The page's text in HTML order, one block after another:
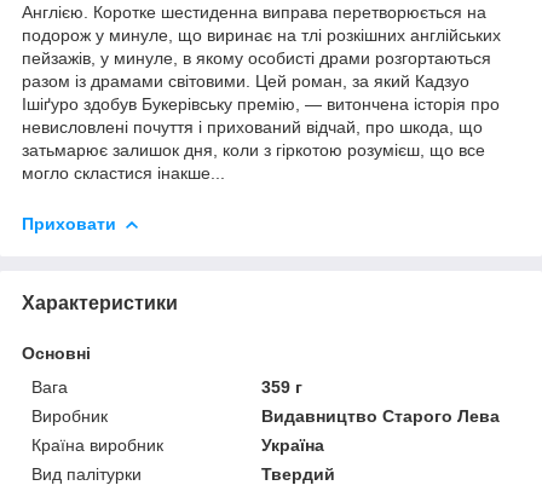
Англією. Коротке шестиденна виправа перетворюється на
подорож у минуле, що виринає на тлі розкішних англійських
пейзажів, у минуле, в якому особисті драми розгортаються
разом із драмами світовими. Цей роман, за який Кадзуо
Ішіґуро здобув Букерівську премію, — витончена історія про
невисловлені почуття і прихований відчай, про шкода, що
затьмарює залишок дня, коли з гіркотою розумієш, що все
могло скластися інакше...
Приховати
Характеристики
Основні
Вага
359 г
Виробник
Видавництво Старого Лева
Країна виробник
Україна
Вид палітурки
Твердий